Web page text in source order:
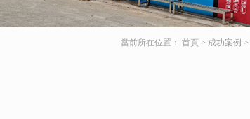
當前所在位置： 首頁 > 成功案例 >